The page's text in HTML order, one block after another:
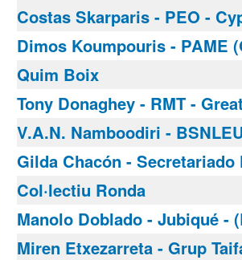
Costas Skarparis - PEO -
Dimos Koumpouris - PAME
Quim Boix
Tony Donaghey - RMT -
V.A.N. Namboodiri -
Gilda Chacón - Secretariado
Col·lectiu Ronda
Manolo Doblado - Jubiqué -
Miren Etxezarreta - Grup